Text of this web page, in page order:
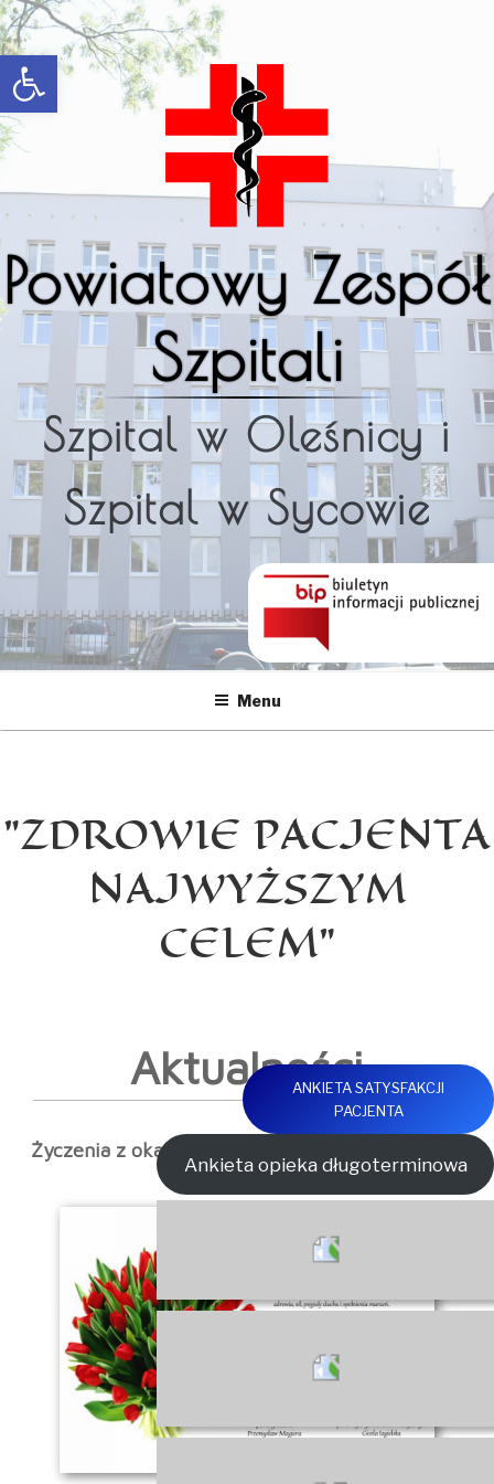
Open toolbar
Powiatowy Zespół
Szpitali
Szpital w Oleśnicy i
Szpital w Sycowie
Menu
"ZDROWIE PACJENTA
NAJWYŻSZYM
CELEM"
ANKIETA SATYSFAKCJI
PACJENTA
Ankieta opieka długoterminowa
Narodowy
Fundusz
Ministerstwo
Zdrowia
Aktualności
Życzenia z okazji Dnia Matki